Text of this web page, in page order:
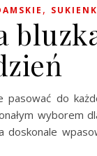
,
pasować do
wyborem
doskonale